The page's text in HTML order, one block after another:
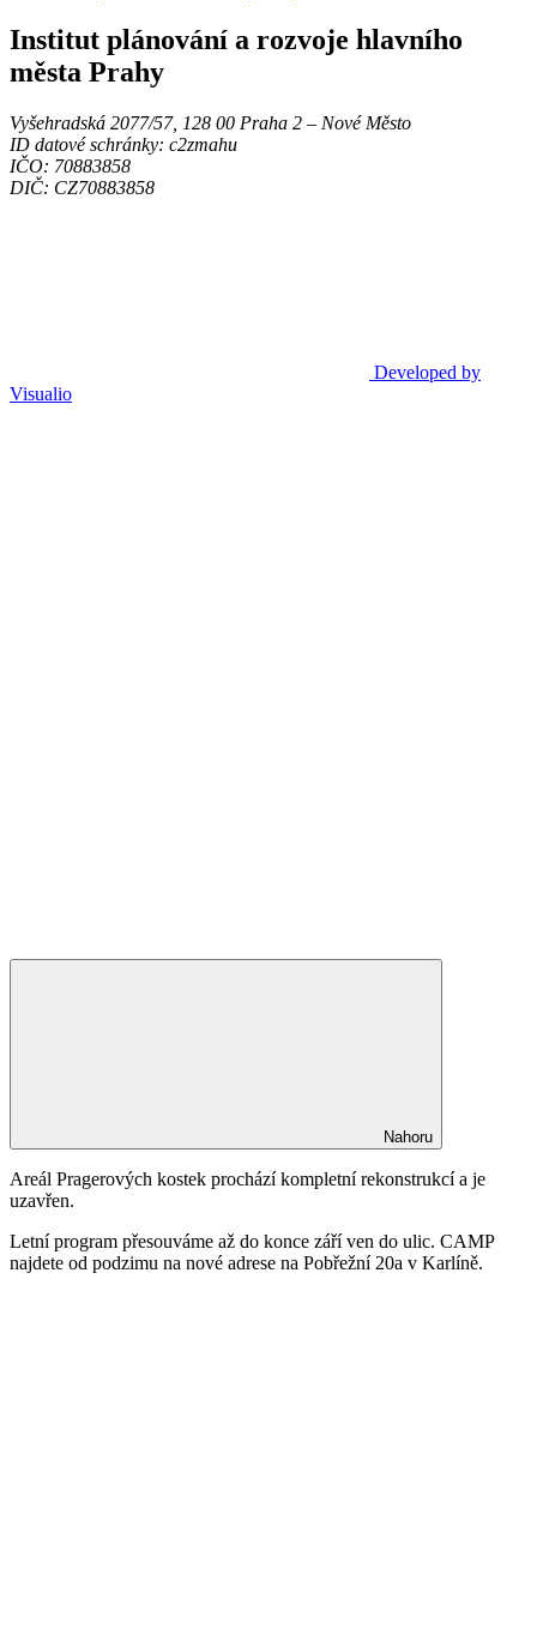
Institut plánování a rozvoje hlavního
města Prahy
Vyšehradská 2077/57, 128 00 Praha 2 ‒ Nové Město
ID datové schránky: c2zmahu
IČO: 70883858
DIČ: CZ70883858
Developed by
Visualio
Nahoru
Areál Pragerových kostek prochází kompletní rekonstrukcí a je
uzavřen.
Letní program přesouváme až do konce září ven do ulic. CAMP
najdete od podzimu na nové adrese na Pobřežní 20a v Karlíně.